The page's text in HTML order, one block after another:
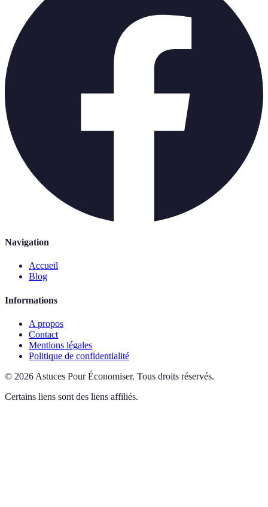
Navigation
Accueil
Blog
Informations
A propos
Contact
Mentions légales
Politique de confidentialité
© 2026 Astuces Pour Économiser. Tous droits réservés.
Certains liens sont des liens affiliés.